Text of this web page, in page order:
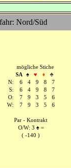
Nord/Süd
mögliche Stiche
SA
♠ ♥ ♦
♣
N:
6 4 9 8
7
S:
6 4 9 8
7
O:
7 9 3 5
6
W:
7 9 3 5 6
Par - Kontrakt
O/W: 3 ♠=
( -140 )